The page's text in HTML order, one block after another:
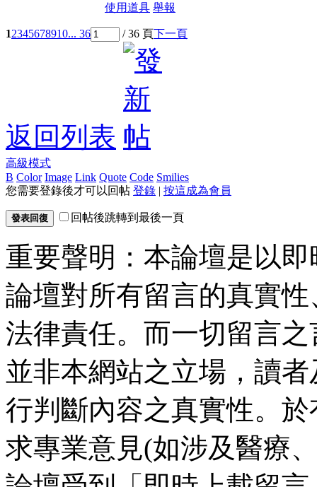
使用道具 舉報
12345678910... 36 / 36 頁下一頁
返回列表
高級模式
B Color Image Link Quote Code Smilies
您需要登錄後才可以回帖 登錄 | 按這成為會員
發表回復 回帖後跳轉到最後一頁
重要聲明：本論壇是以
論壇對所有留言的真實
法律責任。而一切留言
並非本網站之立場，讀
行判斷內容之真實性。
求專業意見(如涉及醫療